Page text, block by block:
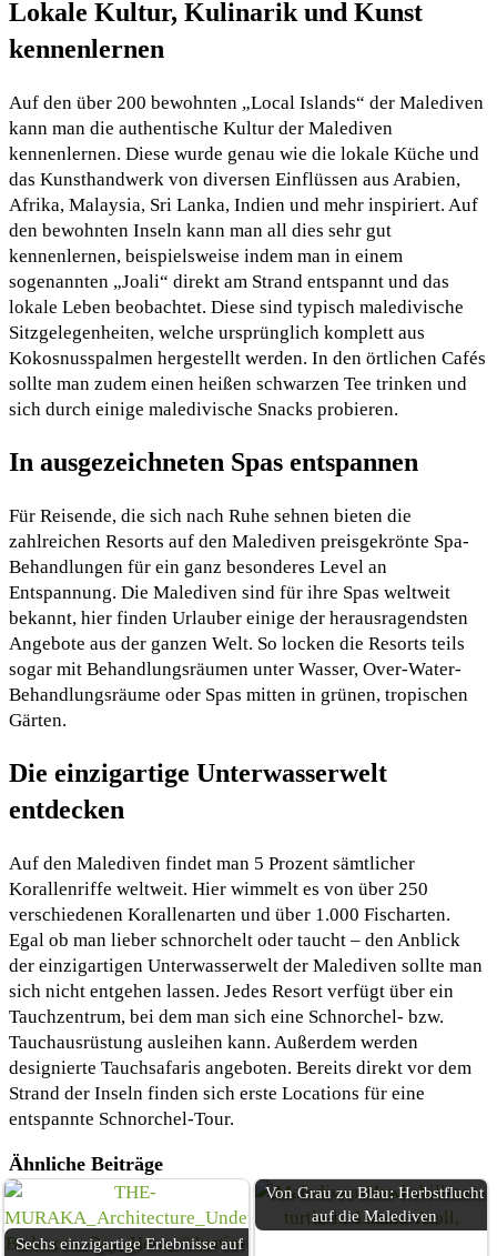
Lokale Kultur, Kulinarik und Kunst
kennenlernen
Auf den über 200 bewohnten „Local Islands“ der Malediven
kann man die authentische Kultur der Malediven
kennenlernen. Diese wurde genau wie die lokale Küche und
das Kunsthandwerk von diversen Einflüssen aus Arabien,
Afrika, Malaysia, Sri Lanka, Indien und mehr inspiriert. Auf
den bewohnten Inseln kann man all dies sehr gut
kennenlernen, beispielsweise indem man in einem
sogenannten „Joali“ direkt am Strand entspannt und das
lokale Leben beobachtet. Diese sind typisch maledivische
Sitzgelegenheiten, welche ursprünglich komplett aus
Kokosnusspalmen hergestellt werden. In den örtlichen Cafés
sollte man zudem einen heißen schwarzen Tee trinken und
sich durch einige maledivische Snacks probieren.
In ausgezeichneten Spas entspannen
Für Reisende, die sich nach Ruhe sehnen bieten die
zahlreichen Resorts auf den Malediven preisgekrönte Spa-
Behandlungen für ein ganz besonderes Level an
Entspannung. Die Malediven sind für ihre Spas weltweit
bekannt, hier finden Urlauber einige der herausragendsten
Angebote aus der ganzen Welt. So locken die Resorts teils
sogar mit Behandlungsräumen unter Wasser, Over-Water-
Behandlungsräume oder Spas mitten in grünen, tropischen
Gärten.
Die einzigartige Unterwasserwelt
entdecken
Auf den Malediven findet man 5 Prozent sämtlicher
Korallenriffe weltweit. Hier wimmelt es von über 250
verschiedenen Korallenarten und über 1.000 Fischarten.
Egal ob man lieber schnorchelt oder taucht – den Anblick
der einzigartigen Unterwasserwelt der Malediven sollte man
sich nicht entgehen lassen. Jedes Resort verfügt über ein
Tauchzentrum, bei dem man sich eine Schnorchel- bzw.
Tauchausrüstung ausleihen kann. Außerdem werden
designierte Tauchsafaris angeboten. Bereits direkt vor dem
Strand der Inseln finden sich erste Locations für eine
entspannte Schnorchel-Tour.
Ähnliche Beiträge
Sechs einzigartige Erlebnisse auf
Von Grau zu Blau: Herbstflucht
auf die Malediven